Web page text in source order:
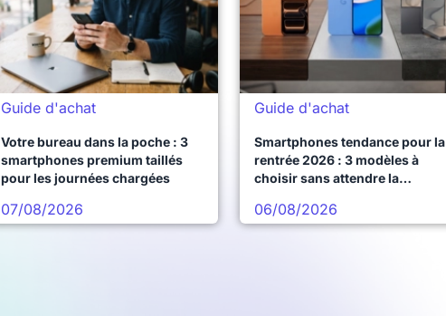
Guide d'achat
Votre bureau dans la poche : 3
smartphones premium taillés
pour les journées chargées
07/08/2026
Guide d'achat
Smartphones tendance pour la
rentrée 2026 : 3 modèles à
choisir sans attendre la
06/08/2026